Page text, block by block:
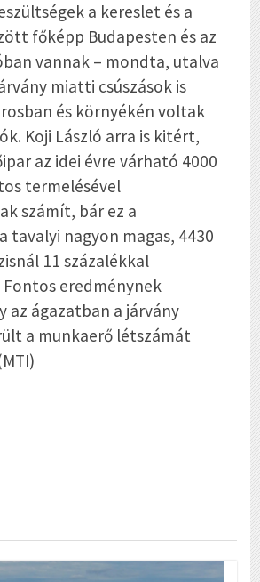
a kereslet és a
főképp Budapesten és az
vannak – mondta, utalva
miatti csúszások is
és környékén voltak
Koji László arra is kitért,
az idei évre várható 4000
termelésével
számít, bár ez a
tavalyi nagyon magas, 4430
11 százalékkal
Fontos eredménynek
az ágazatban a járvány
a munkaerő létszámát